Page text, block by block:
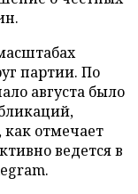
партии. По
августа было
отмечает
ведется в